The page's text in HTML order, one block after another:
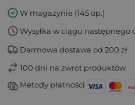
W magazynie (145 op.)
Wysyłka w ciągu następnego
Darmowa dostawa od 200 zł
100 dni na zwrot produktów
Metody płatności